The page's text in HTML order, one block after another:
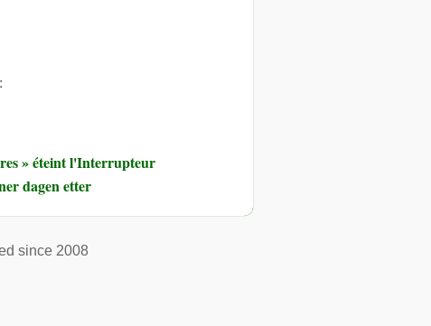
» éteint l'Interrupteur
dagen etter
since 2008